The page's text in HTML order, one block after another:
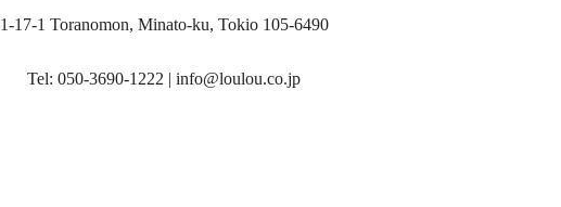
1-17-1 Toranomon, Minato-ku, Tokio 105-6490
Tel: 050-3690-1222 | info@loulou.co.jp